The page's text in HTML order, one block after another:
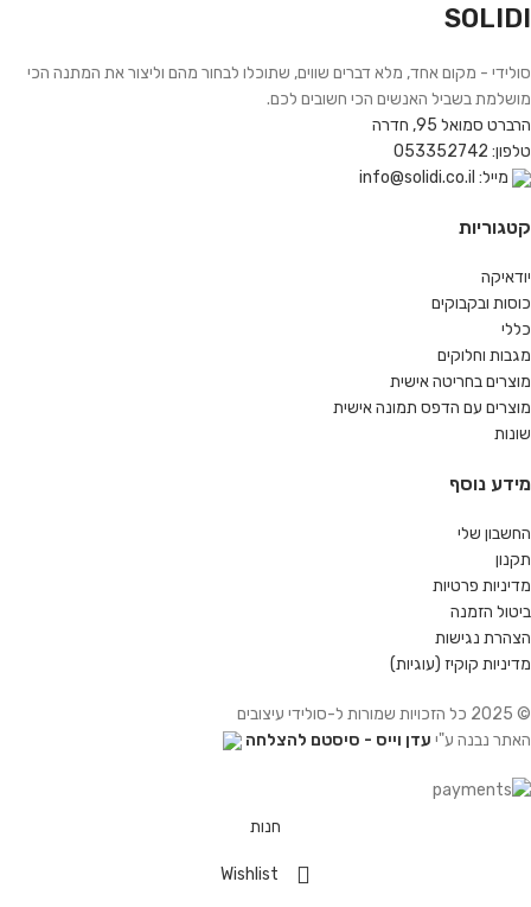
SOLIDI
סולידי - מקום אחד, מלא דברים שווים, שתוכלו לבחור מהם וליצור את המתנה הכי
מושלמת בשביל האנשים הכי חשובים לכם.
הרברט סמואל 95, חדרה
טלפון: 053352742
מייל: info@solidi.co.il
קטגוריות
יודאיקה
כוסות ובקבוקים
כללי
מגבות וחלוקים
מוצרים בחריטה אישית
מוצרים עם הדפס תמונה אישית
שונות
מידע נוסף
החשבון שלי
תקנון
מדיניות פרטיות
ביטול הזמנה
הצהרת נגישות
מדיניות קוקיז (עוגיות)
© 2025 כל הזכויות שמורות ל-סולידי עיצובים
האתר נבנה ע"י עדן וייס - סיסטם להצלחה
חנות
Wishlist